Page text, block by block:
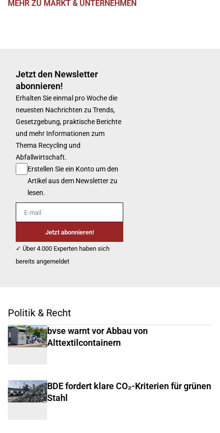
MEHR ZU MARKT & UNTERNEHMEN
Jetzt den Newsletter
abonnieren!
Erhalten Sie einmal pro Woche die
neuesten Nachrichten zu Trends,
Gesetzgebung, praktische Berichte
und mehr Informationen zum
Thema Recycling und
Abfallwirtschaft.
Erstellen Sie ein Konto um den
Artikel aus dem Newsletter zu
lesen.
E-mail
Jetzt abonnieren!
✓ Über 4.000 Experten haben sich
bereits angemeldet
Politik & Recht
bvse warnt vor Abbau von
Alttextilcontainern
BDE fordert klare CO₂-Kriterien für grünen
Stahl